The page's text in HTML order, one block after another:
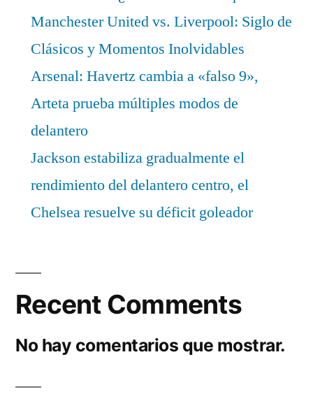
Manchester United vs. Liverpool: Siglo de
Clásicos y Momentos Inolvidables
Arsenal: Havertz cambia a «falso 9»,
Arteta prueba múltiples modos de
delantero
Jackson estabiliza gradualmente el
rendimiento del delantero centro, el
Chelsea resuelve su déficit goleador
Recent Comments
No hay comentarios que mostrar.